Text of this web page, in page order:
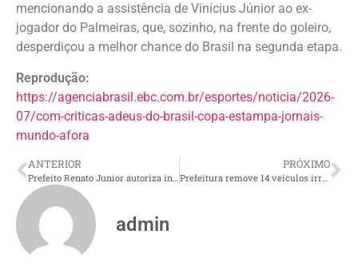
mencionando a assistência de Vinícius Júnior ao ex-
jogador do Palmeiras, que, sozinho, na frente do goleiro,
desperdiçou a melhor chance do Brasil na segunda etapa.
Reprodução:
https://agenciabrasil.ebc.com.br/esportes/noticia/2026-
07/com-criticas-adeus-do-brasil-copa-estampa-jornais-
mundo-afora
ANTERIOR
Prefeito Renato Junior autoriza início das obras de complexo esportivo no Jorge Teixeira e garante um novo espaço de convivência para mais de 113 mil pessoas
PRÓXIMO
Prefeitura remove 14 veículos irregulares e registra 74 autuações neste domingo, 5/7
admin